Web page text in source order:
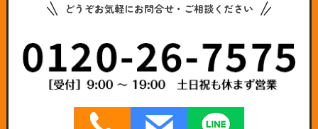
どうぞお気軽にお問合せ・ご相談ください